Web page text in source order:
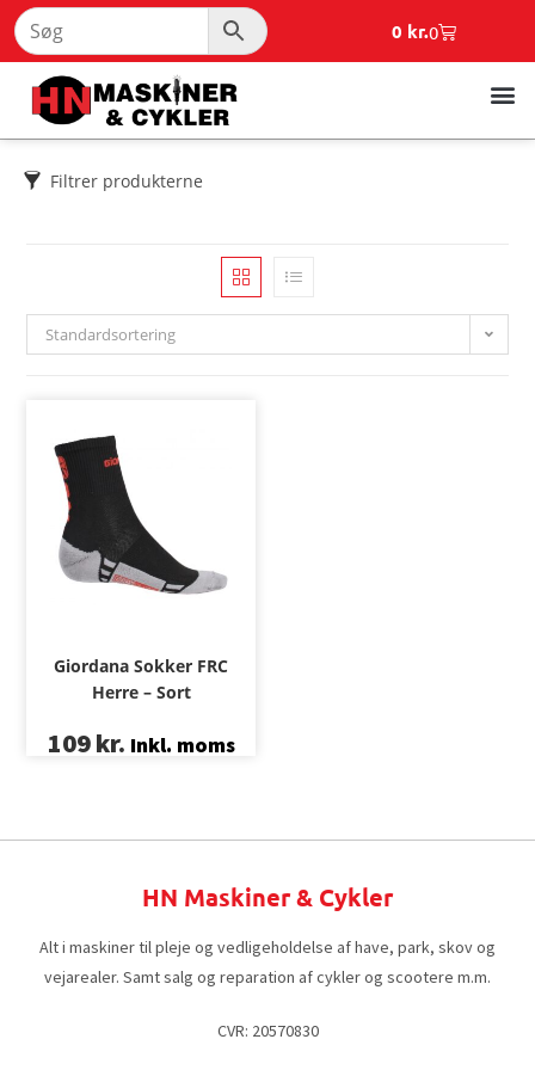
0 kr.0
Filtrer produkterne
Standardsortering
Giordana Sokker FRC
Herre – Sort
109kr. Inkl. moms
HN Maskiner & Cykler
Alt i maskiner til pleje og vedligeholdelse af have, park, skov og
vejarealer. Samt salg og reparation af cykler og scootere m.m.
CVR: 20570830